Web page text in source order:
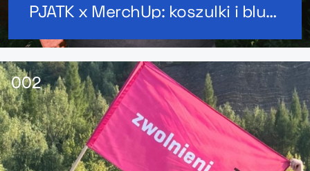
PJATK x MerchUp: koszulki i bluzy z customowym haftem